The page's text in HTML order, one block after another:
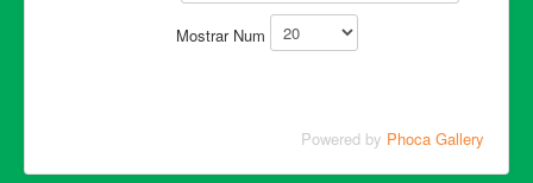
Mostrar Num
Powered by Phoca Gallery